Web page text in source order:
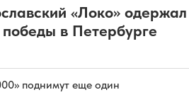
«Локо» одержал
в Петербурге
поднимут еще один